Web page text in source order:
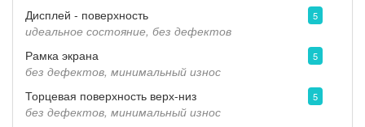
Дисплей - поверхность
5
идеальное состояние, без дефектов
Рамка экрана
5
без дефектов, минимальный износ
Торцевая поверхность верх-низ
5
без дефектов, минимальный износ